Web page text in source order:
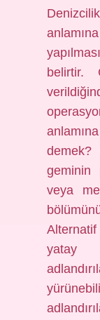
belirtir.
demek?
geminin
veya
yatay